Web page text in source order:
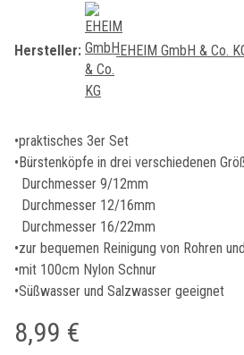
Hersteller: EHEIM GmbH & Co.
•praktisches 3er Set
•Bürstenköpfe in drei verschiedenen
Durchmesser 9/12mm
Durchmesser 12/16mm
Durchmesser 16/22mm
•zur bequemen Reinigung von Rohren
•mit 100cm Nylon Schnur
•Süßwasser und Salzwasser geeignet
8,99 €